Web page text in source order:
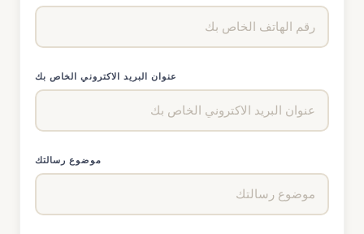
عنوان البريد الاكتروني الخاص بك
موضوع رسالتك